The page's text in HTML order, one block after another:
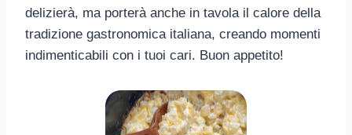
delizierà, ma porterà anche in tavola il calore della
tradizione gastronomica italiana, creando momenti
indimenticabili con i tuoi cari. Buon appetito!